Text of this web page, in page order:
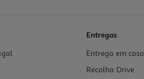
A História De Portugal
Entregas
Entrega em casa
Recolha Drive